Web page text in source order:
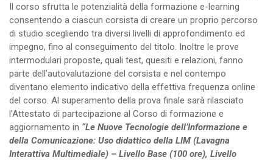
Il corso sfrutta le potenzialità della formazione e-learning
consentendo a ciascun corsista di creare un proprio percorso
di studio scegliendo tra diversi livelli di approfondimento ed
impegno, fino al conseguimento del titolo. Inoltre le prove
intermodulari proposte, quali test, quesiti e relazioni, fanno
parte dell’autovalutazione del corsista e nel contempo
diventano elemento indicativo della effettiva frequenza online
del corso. Al superamento della prova finale sarà rilasciato
l’Attestato di partecipazione al Corso di formazione e
aggiornamento in “Le Nuove Tecnologie dell’Informazione e
della Comunicazione: Uso didattico della LIM (Lavagna
Interattiva Multimediale) – Livello Base (100 ore), Livello